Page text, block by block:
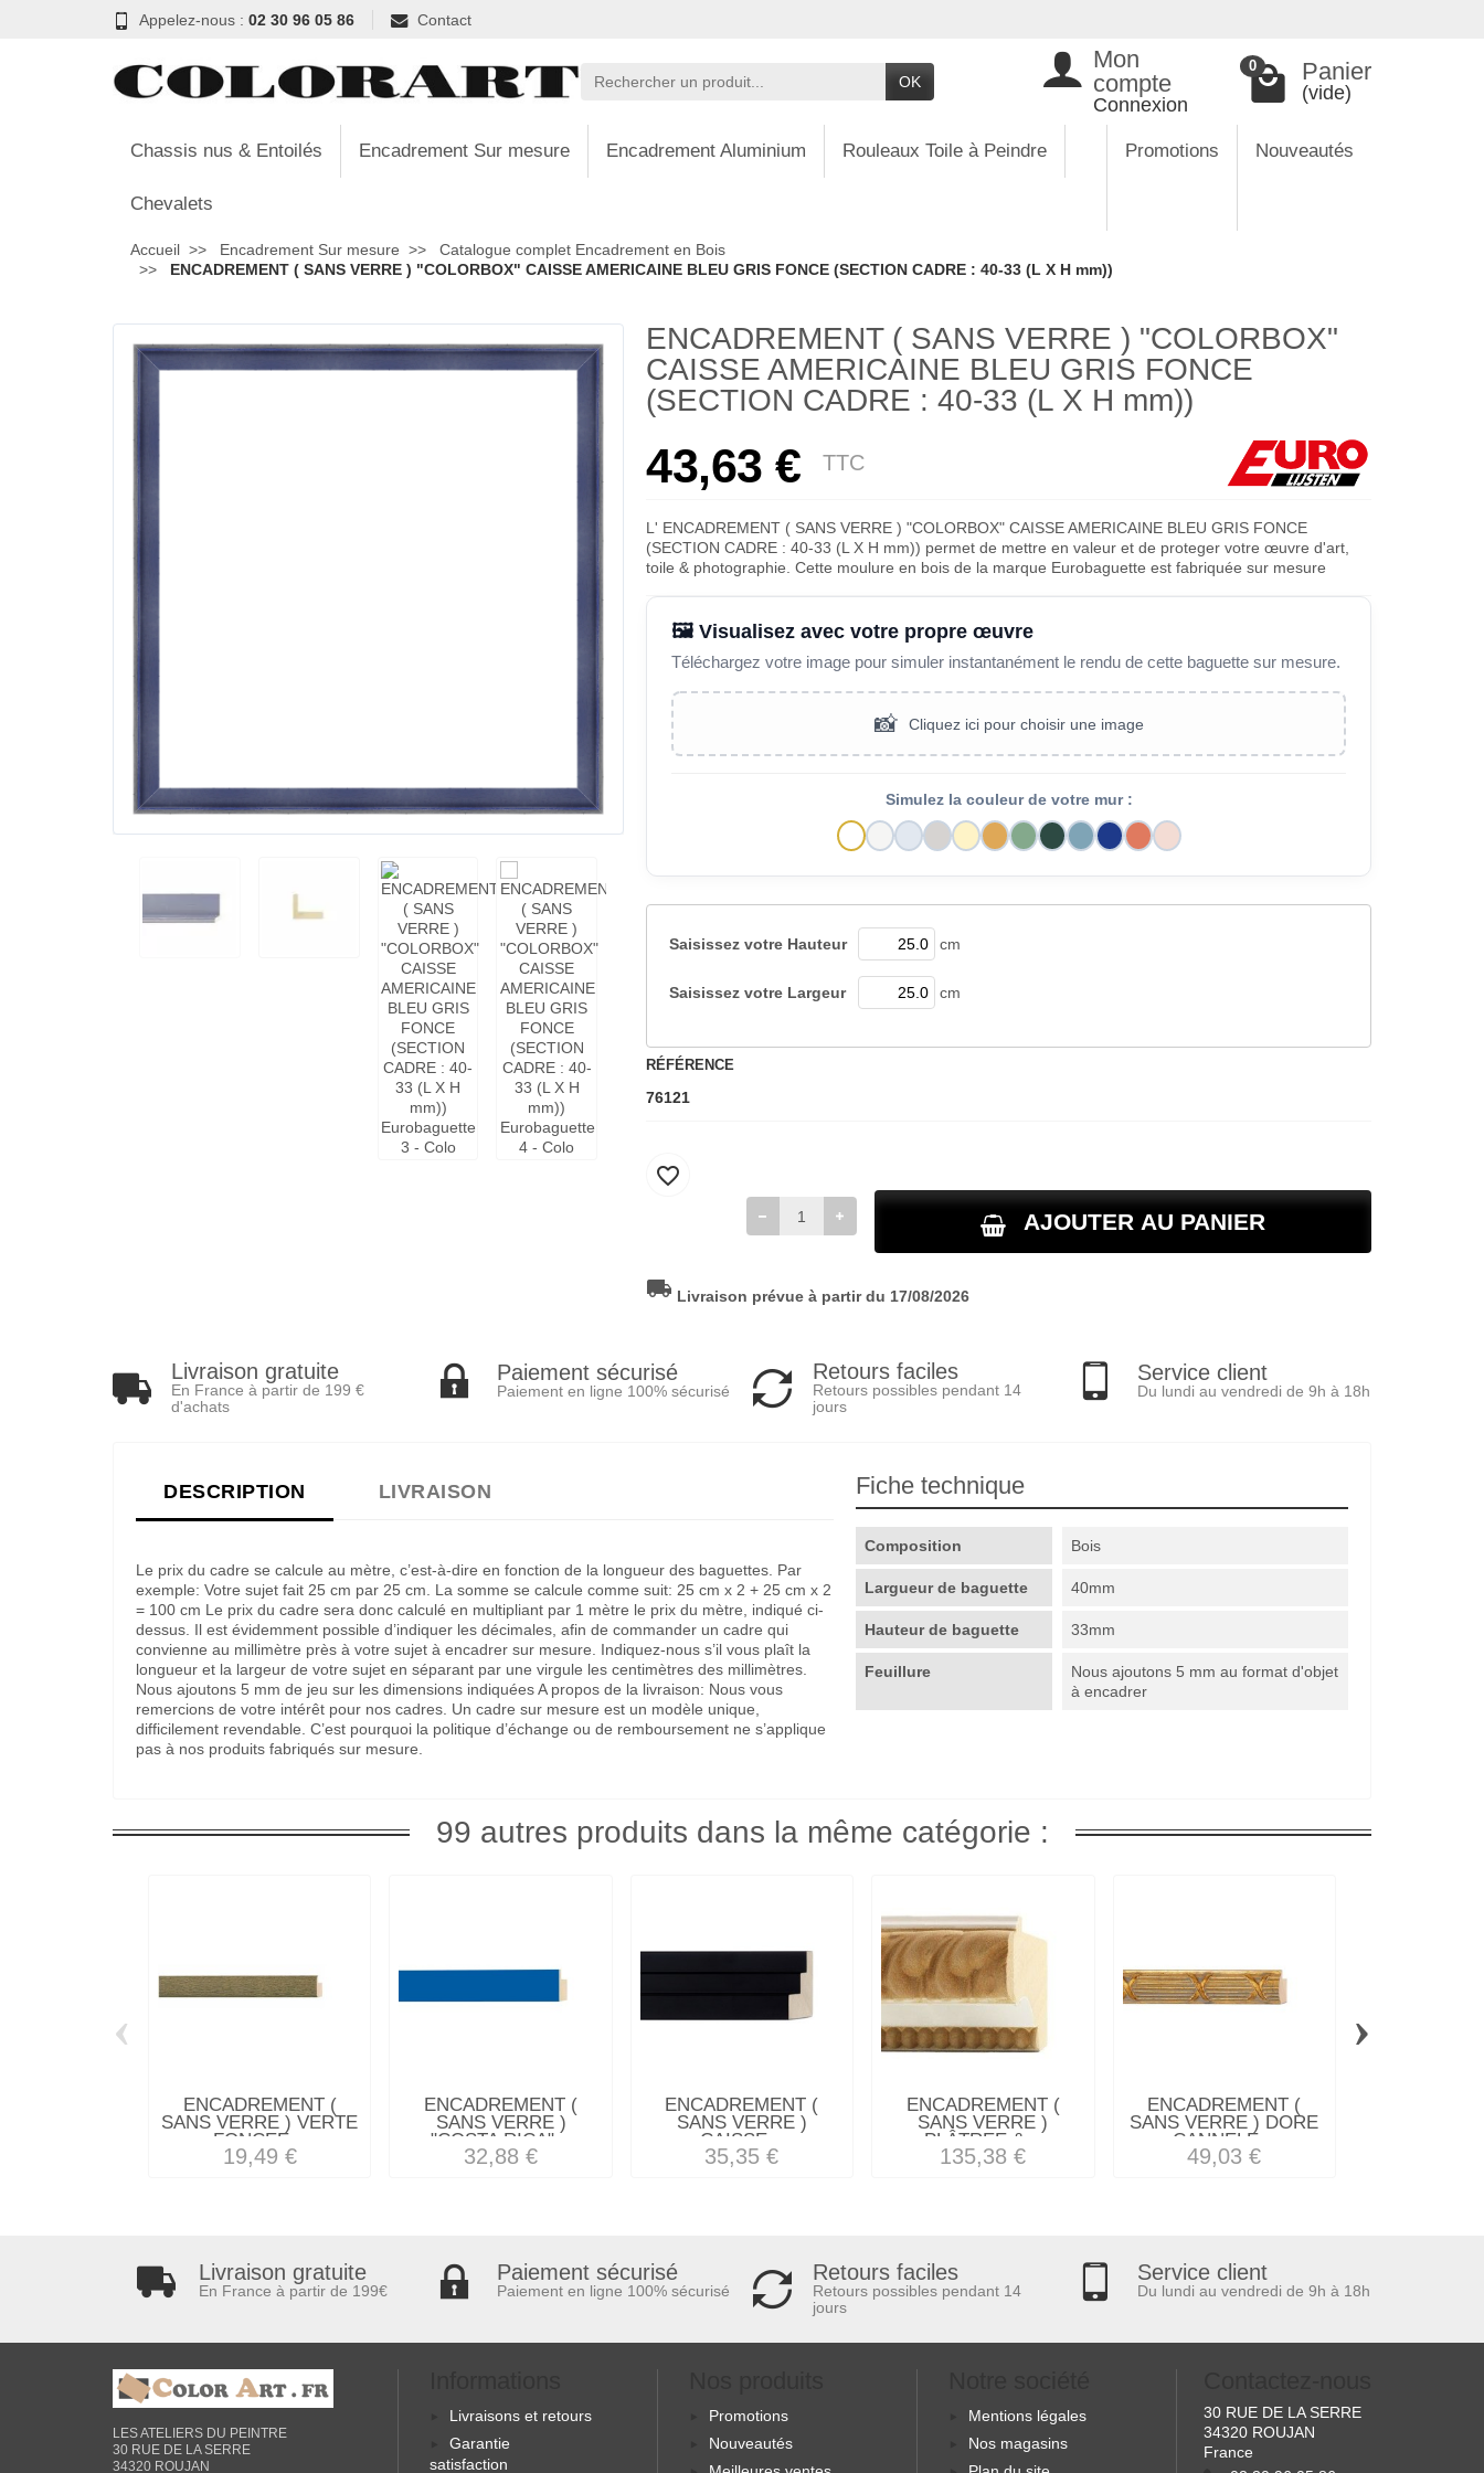
Appelez-nous : 02 30 96 05 86 Contact
OK
Mon
compte
Connexion
0 Panier
(vide)
Chassis nus & Entoilés Encadrement Sur mesure Encadrement Aluminium Rouleaux Toile à Peindre
Chevalets
Promotions Nouveautés
Accueil Encadrement Sur mesure
Catalogue complet Encadrement en Bois
ENCADREMENT ( SANS VERRE ) "COLORBOX" CAISSE AMERICAINE BLEU GRIS FONCE (SECTION CADRE : 40-33 (L X H mm))
ENCADREMENT ( SANS VERRE ) "COLORBOX"
CAISSE AMERICAINE BLEU GRIS FONCE
(SECTION CADRE : 40-33 (L X H mm))
43,63 € TTC
L' ENCADREMENT ( SANS VERRE ) "COLORBOX" CAISSE AMERICAINE BLEU GRIS FONCE
(SECTION CADRE : 40-33 (L X H mm)) permet de mettre en valeur et de proteger votre œuvre d'art,
toile & photographie. Cette moulure en bois de la marque Eurobaguette est fabriquée sur mesure
🖼️ Visualisez avec votre propre œuvre
Téléchargez votre image pour simuler instantanément le rendu de cette baguette sur mesure.
📸 Cliquez ici pour choisir une image
Simulez la couleur de votre mur :
Saisissez votre Hauteur cm
Saisissez votre Largeur cm
RÉFÉRENCE
76121
AJOUTER AU PANIER
favorite_border
local_shipping Livraison prévue à partir du 17/08/2026
Livraison gratuite
En France à partir de 199 €
d'achats
Paiement sécurisé
Paiement en ligne 100% sécurisé
Retours faciles
Retours possibles pendant 14
jours
Service client
Du lundi au vendredi de 9h à 18h
DESCRIPTION LIVRAISON
Le prix du cadre se calcule au mètre, c’est-à-dire en fonction de la longueur des baguettes. Par
exemple: Votre sujet fait 25 cm par 25 cm. La somme se calcule comme suit: 25 cm x 2 + 25 cm x 2
= 100 cm Le prix du cadre sera donc calculé en multipliant par 1 mètre le prix du mètre, indiqué ci-
dessus. Il est évidemment possible d’indiquer les décimales, afin de commander un cadre qui
convienne au millimètre près à votre sujet à encadrer sur mesure. Indiquez-nous s’il vous plaît la
longueur et la largeur de votre sujet en séparant par une virgule les centimètres des millimètres.
Nous ajoutons 5 mm de jeu sur les dimensions indiquées A propos de la livraison: Nous vous
remercions de votre intérêt pour nos cadres. Un cadre sur mesure est un modèle unique,
difficilement revendable. C’est pourquoi la politique d’échange ou de remboursement ne s’applique
pas à nos produits fabriqués sur mesure.
Fiche technique
Composition Bois
Largueur de baguette 40mm
Hauteur de baguette 33mm
Feuillure
Nous ajoutons 5 mm au format d'objet
à encadrer
99 autres produits dans la même catégorie :
ENCADREMENT (
SANS VERRE ) VERTE
FONCEE...
19,49 €
ENCADREMENT (
SANS VERRE )
"COSTA RICA"...
32,88 €
ENCADREMENT (
SANS VERRE )
CAISSE...
35,35 €
ENCADREMENT (
SANS VERRE )
PLÂTREE &...
135,38 €
ENCADREMENT (
SANS VERRE ) DORE
CANNELE...
49,03 €
‹ ›
Livraison gratuite
En France à partir de 199€
Paiement sécurisé
Paiement en ligne 100% sécurisé
Retours faciles
Retours possibles pendant 14
jours
Service client
Du lundi au vendredi de 9h à 18h
LES ATELIERS DU PEINTRE
30 RUE DE LA SERRE
34320 ROUJAN
Livraisons et retours
Garantie
satisfaction
Promotions
Nouveautés
Mentions légales
Nos magasins
30 RUE DE LA SERRE
34320 ROUJAN
France